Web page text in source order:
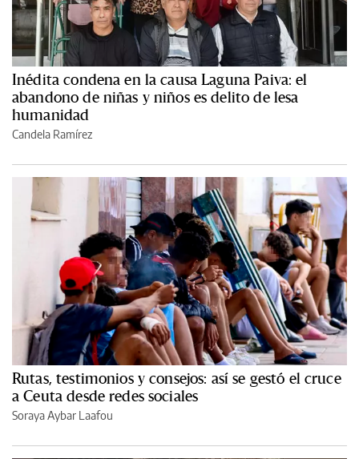
Inédita condena en la causa Laguna Paiva: el
abandono de niñas y niños es delito de lesa
humanidad
Candela Ramírez
Rutas, testimonios y consejos: así se gestó el cruce
a Ceuta desde redes sociales
Soraya Aybar Laafou